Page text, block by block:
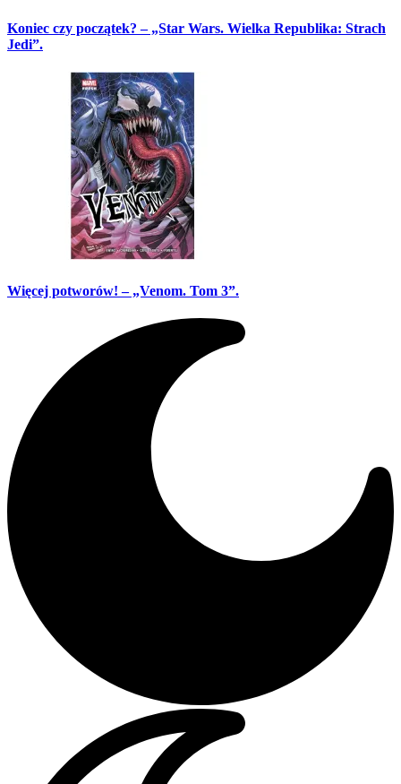
Koniec czy początek? – „Star Wars. Wielka Republika: Strach
Jedi”.
Więcej potworów! – „Venom. Tom 3”.